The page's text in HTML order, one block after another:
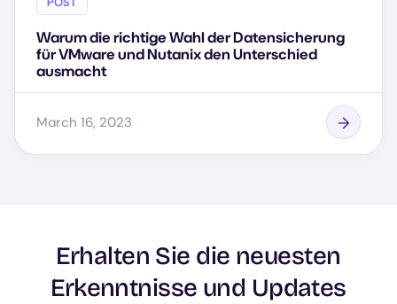
Warum die richtige Wahl der Datensicherung
für VMware und Nutanix den Unterschied
ausmacht
March 16, 2023
Erhalten Sie die neuesten
Erkenntnisse und Updates